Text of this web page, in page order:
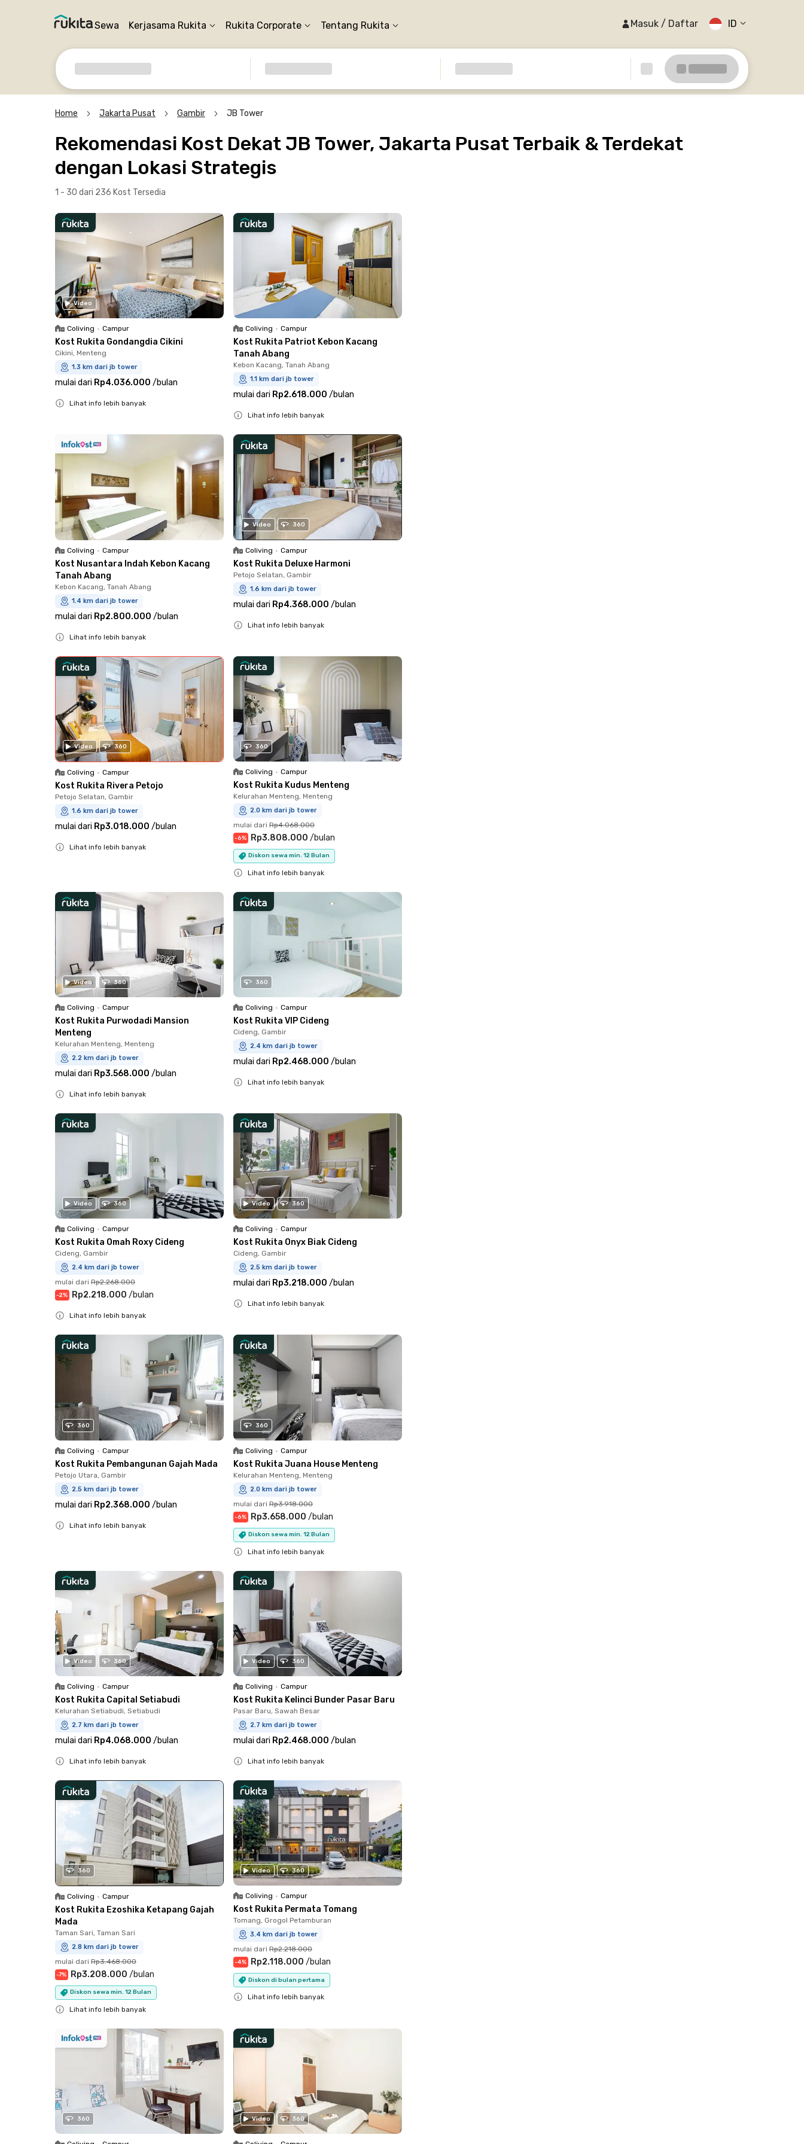
Sewa Kerjasama Rukita Rukita Corporate Tentang Rukita Masuk / Daftar ID
Home Jakarta Pusat Gambir JB Tower
Rekomendasi Kost Dekat JB Tower, Jakarta Pusat Terbaik & Terdekat
dengan Lokasi Strategis
1 - 30 dari 236 Kost Tersedia
Video
Coliving • Campur
Kost Rukita Gondangdia Cikini
Cikini, Menteng
1.3 km dari jb tower
mulai dari Rp4.036.000 /bulan
Lihat info lebih banyak
Coliving • Campur
Kost Rukita Patriot Kebon Kacang
Tanah Abang
Kebon Kacang, Tanah Abang
1.1 km dari jb tower
mulai dari Rp2.618.000 /bulan
Lihat info lebih banyak
Coliving • Campur
Kost Nusantara Indah Kebon Kacang
Tanah Abang
Kebon Kacang, Tanah Abang
1.4 km dari jb tower
mulai dari Rp2.800.000 /bulan
Lihat info lebih banyak
Video 360
Coliving • Campur
Kost Rukita Deluxe Harmoni
Petojo Selatan, Gambir
1.6 km dari jb tower
mulai dari Rp4.368.000 /bulan
Lihat info lebih banyak
Video 360
Coliving • Campur
Kost Rukita Rivera Petojo
Petojo Selatan, Gambir
1.6 km dari jb tower
mulai dari Rp3.018.000 /bulan
Lihat info lebih banyak
360
Coliving • Campur
Kost Rukita Kudus Menteng
Kelurahan Menteng, Menteng
2.0 km dari jb tower
mulai dari Rp4.068.000
-6% Rp3.808.000 /bulan
Diskon sewa min. 12 Bulan
Lihat info lebih banyak
Video 360
Coliving • Campur
Kost Rukita Purwodadi Mansion
Menteng
Kelurahan Menteng, Menteng
2.2 km dari jb tower
mulai dari Rp3.568.000 /bulan
Lihat info lebih banyak
360
Coliving • Campur
Kost Rukita VIP Cideng
Cideng, Gambir
2.4 km dari jb tower
mulai dari Rp2.468.000 /bulan
Lihat info lebih banyak
Video 360
Coliving • Campur
Kost Rukita Omah Roxy Cideng
Cideng, Gambir
2.4 km dari jb tower
mulai dari Rp2.268.000
-2% Rp2.218.000 /bulan
Lihat info lebih banyak
Video 360
Coliving • Campur
Kost Rukita Onyx Biak Cideng
Cideng, Gambir
2.5 km dari jb tower
mulai dari Rp3.218.000 /bulan
Lihat info lebih banyak
360
Coliving • Campur
Kost Rukita Pembangunan Gajah Mada
Petojo Utara, Gambir
2.5 km dari jb tower
mulai dari Rp2.368.000 /bulan
Lihat info lebih banyak
360
Coliving • Campur
Kost Rukita Juana House Menteng
Kelurahan Menteng, Menteng
2.0 km dari jb tower
mulai dari Rp3.918.000
-6% Rp3.658.000 /bulan
Diskon sewa min. 12 Bulan
Lihat info lebih banyak
Video 360
Coliving • Campur
Kost Rukita Capital Setiabudi
Kelurahan Setiabudi, Setiabudi
2.7 km dari jb tower
mulai dari Rp4.068.000 /bulan
Lihat info lebih banyak
Video 360
Coliving • Campur
Kost Rukita Kelinci Bunder Pasar Baru
Pasar Baru, Sawah Besar
2.7 km dari jb tower
mulai dari Rp2.468.000 /bulan
Lihat info lebih banyak
360
Coliving • Campur
Kost Rukita Ezoshika Ketapang Gajah
Mada
Taman Sari, Taman Sari
2.8 km dari jb tower
mulai dari Rp3.468.000
-7% Rp3.208.000 /bulan
Diskon sewa min. 12 Bulan
Lihat info lebih banyak
Video 360
Coliving • Campur
Kost Rukita Permata Tomang
Tomang, Grogol Petamburan
3.4 km dari jb tower
mulai dari Rp2.218.000
-4% Rp2.118.000 /bulan
Diskon di bulan pertama
Lihat info lebih banyak
360 Video 360